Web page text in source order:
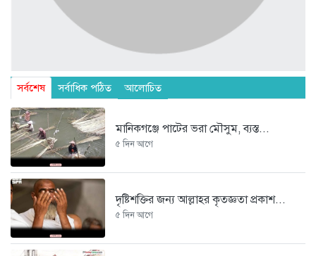
সর্বশেষ সর্বাধিক পঠিত আলোচিত
মানিকগঞ্জে পাটের ভরা মৌসুম, ব্যস্ত...
৫ দিন আগে
দৃষ্টিশক্তির জন্য আল্লাহর কৃতজ্ঞতা প্রকাশ...
৫ দিন আগে